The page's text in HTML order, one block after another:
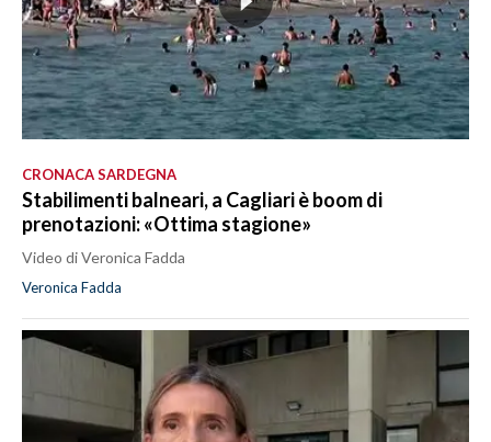
CRONACA SARDEGNA
Stabilimenti balneari, a Cagliari è boom di
prenotazioni: «Ottima stagione»
Video di Veronica Fadda
Veronica Fadda